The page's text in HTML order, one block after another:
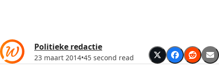
Politieke redactie
23 maart 2014•45 second read